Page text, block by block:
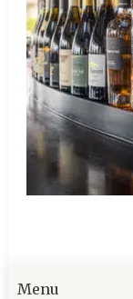
Menu